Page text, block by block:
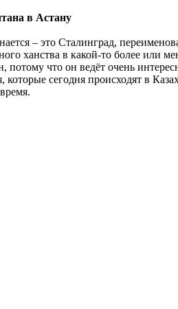
в Астану
– это Сталинград,
ханства в какой-то более или
потому что он ведёт очень
сегодня происходят в